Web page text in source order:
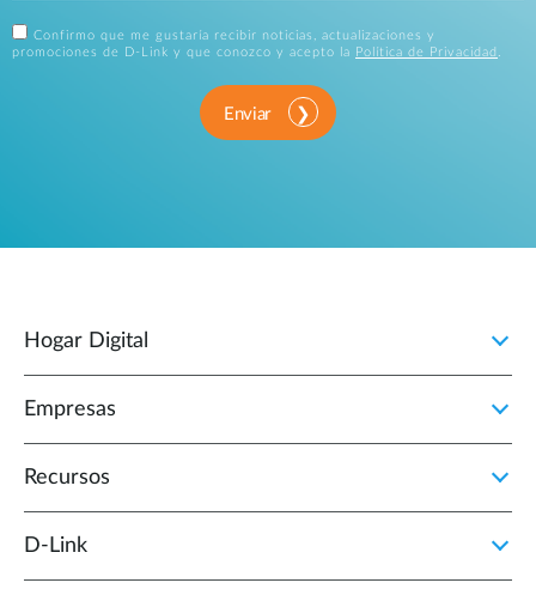
Confirmo que me gustaría recibir noticias, actualizaciones y
promociones de D-Link y que conozco y acepto la
Política de Privacidad .
Enviar
Hogar Digital
Empresas
Recursos
D‑Link